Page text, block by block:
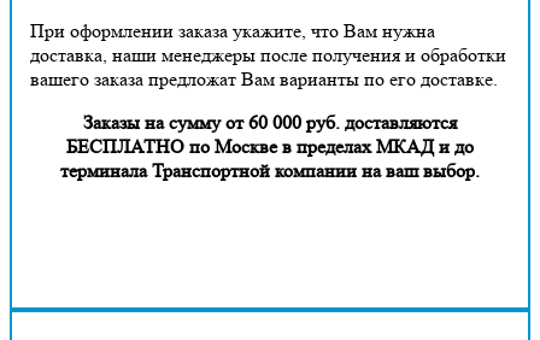
При оформлении заказа укажите, что Вам нужна
доставка, наши менеджеры после получения и обработки
вашего заказа предложат Вам варианты по его доставке.
Заказы на сумму от 60 000 руб. доставляются
БЕСПЛАТНО по Москве в пределах МКАД и до
терминала Транспортной компании на ваш выбор.